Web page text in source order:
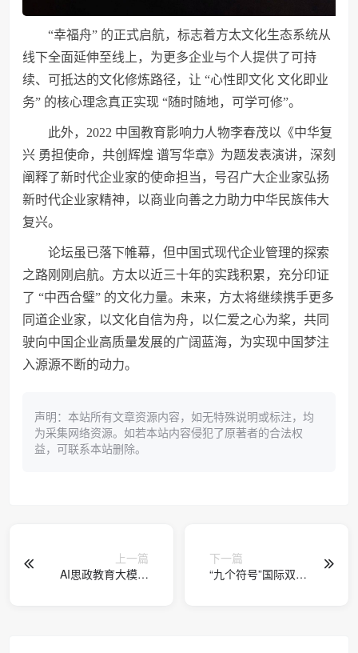
“幸福舟” 的正式启航，标志着方太文化生态系统从
线下全面延伸至线上，为更多企业与个人提供了可持
续、可抵达的文化修炼路径，让 “心性即文化 文化即业
务” 的核心理念真正实现 “随时随地，可学可修”。
此外，2022 中国教育影响力人物李春茂以《中华复
兴 勇担使命，共创辉煌 谱写华章》为题发表演讲，深刻
阐释了新时代企业家的使命担当，号召广大企业家弘扬
新时代企业家精神，以商业向善之力助力中华民族伟大
复兴。
论坛虽已落下帷幕，但中国式现代企业管理的探索
之路刚刚启航。方太以近三十年的实践积累，充分印证
了 “中西合璧” 的文化力量。未来，方太将继续携手更多
同道企业家，以文化自信为舟，以仁爱之心为桨，共同
驶向中国企业高质量发展的广阔蓝海，为实现中国梦注
入源源不断的动力。
声明：本站所有文章资源内容，如无特殊说明或标注，均
为采集网络资源。如若本站内容侵犯了原著者的合法权
益，可联系本站删除。
上一篇
AI思政教育大模型
下一篇
“‌九个符号”国际双语